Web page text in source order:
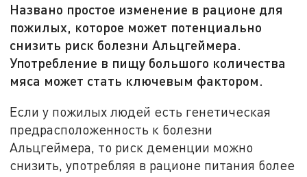
Названо простое изменение в рационе для
пожилых, которое может потенциально
снизить риск болезни Альцгеймера.
Употребление в пищу большого количества
мяса может стать ключевым фактором.
Если у пожилых людей есть генетическая
предрасположенность к болезни
Альцгеймера, то риск деменции можно
снизить, употребляя в рационе питания более